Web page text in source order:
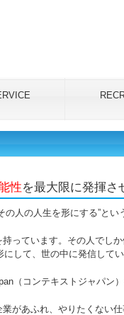
性を最大限に発揮さ
の人の人生を形にする”とい
っています。その人でし
して、世の中に発信してい
（コンテキストジャパン）
業があふれ、やりたくない